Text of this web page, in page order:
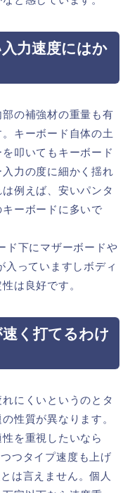
力速度にはか
の補強材の重量も有
キーボード自体の土
叩いてもキーボード
力の度に細かく揺れ
例えば、安いパンタ
ーボードに多いで
ド下にマザーボードや
っていますしボディ
は良好です。
く打てるわけ
にくいというのとタ
性質が異なります。
を重視したいなら
つタイプ速度も上げ
は言えません。個人